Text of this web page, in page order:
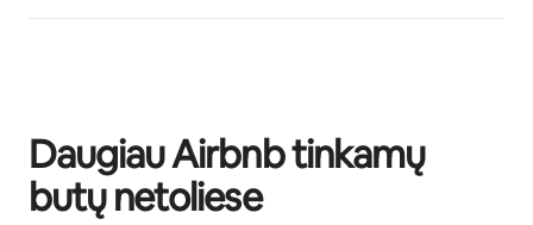
Daugiau Airbnb tinkamų
butų netoliese